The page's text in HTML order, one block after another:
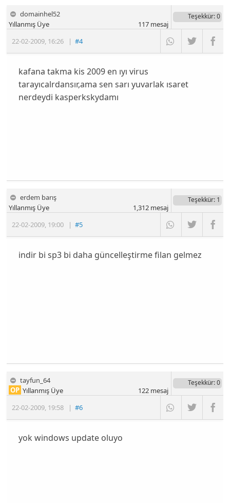
domainhel52
22-02-2009, 16:26 |#4
Yıllanmış Üye
Teşekkür: 0
117mesaj
kafana takma kis 2009 en ıyı virus
tarayıcalrdansır,ama sen sarı yuvarlak ısaret
nerdeydi kasperkskydamı
erdem barış
22-02-2009, 19:00 |#5
Yıllanmış Üye
Teşekkür: 1
1,312mesaj
indir bi sp3 bi daha güncelleştirme filan gelmez
tayfun_64
22-02-2009, 19:58 |#6
OP Yıllanmış Üye
Teşekkür: 0
122mesaj
yok windows update oluyo